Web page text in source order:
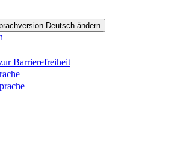
Deutsch ändern
Barrierefreiheit